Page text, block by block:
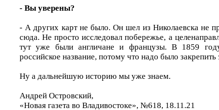
- Вы уверены?
- А других карт не было. Он шел из Николаевска не
сюда. Не просто исследовал побережье, а
тут уже были англичане и французы. В 1859
российское название, потому что надо было
Ну а дальнейшую историю мы уже знаем.
Андрей Островский,
«Новая газета во Владивостоке», №618, 18.11.21